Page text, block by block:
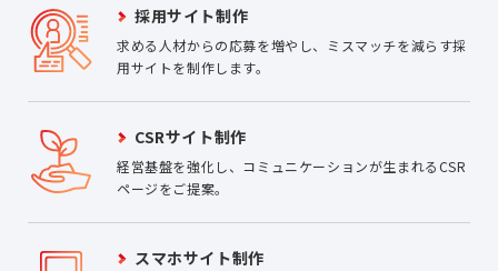
採用サイト制作
求める人材からの応募を増やし、ミスマッチを減らす採
用サイトを制作します。
CSRサイト制作
経営基盤を強化し、コミュニケーションが生まれるCSR
ページをご提案。
スマホサイト制作